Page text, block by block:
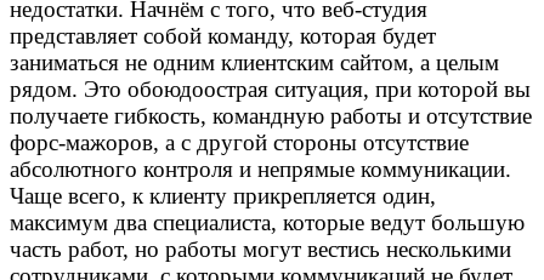
недостатки. Начнём с того, что веб-студия
представляет собой команду, которая будет
заниматься не одним клиентским сайтом, а целым
рядом. Это обоюдоострая ситуация, при которой вы
получаете гибкость, командную работы и отсутствие
форс-мажоров, а с другой стороны отсутствие
абсолютного контроля и непрямые коммуникации.
Чаще всего, к клиенту прикрепляется один,
максимум два специалиста, которые ведут большую
часть работ, но работы могут вестись несколькими